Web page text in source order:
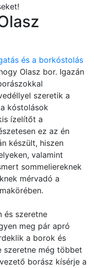
és a borkóstolás
Olasz bor. Igazán
szeretik a
kóstolások
ízelítőt a
ez az én
készült, hiszen
valamint
sommeliereknek
mérvadó a
és szeretne
meg pár apró
a borok és
szeretne még többet
borász kísérje a